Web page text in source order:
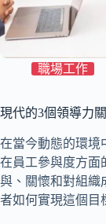
職場工作
現代的3個領導力
在當今動態的環境
在員工參與度方面
與、關懷和對組織
者如何實現這個目